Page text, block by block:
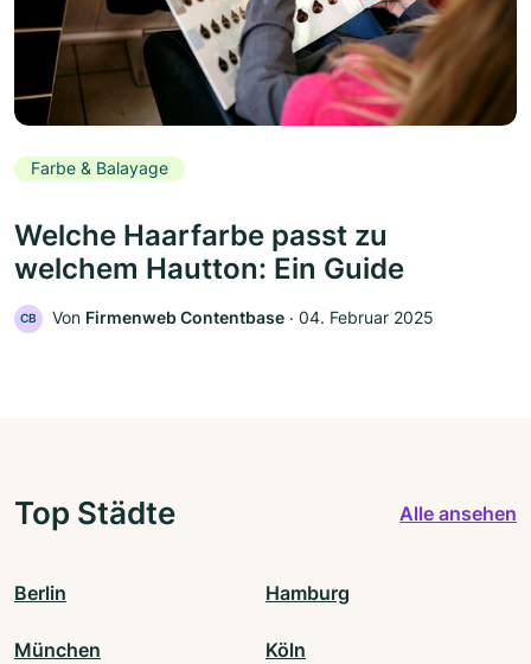
Farbe & Balayage
Welche Haarfarbe passt zu
welchem Hautton: Ein Guide
CB Von Firmenweb Contentbase ‧ 04. Februar 2025
Top Städte Alle ansehen
Berlin Hamburg
München Köln